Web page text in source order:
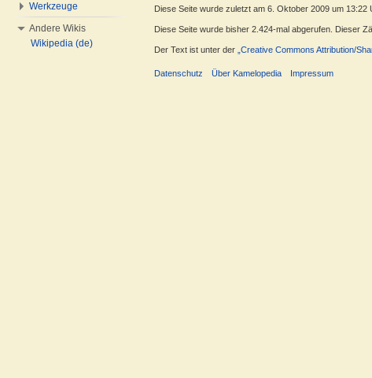
Werkzeuge
Andere Wikis
Wikipedia (de)
Diese Seite wurde zuletzt am 6. Oktober 2009 um 13:22
Diese Seite wurde bisher 2.424-mal abgerufen. Dieser
Der Text ist unter der „Creative Commons Attribution/
Datenschutz Über Kamelopedia Impressum